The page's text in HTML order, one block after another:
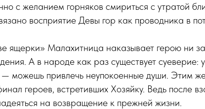
с желанием горняков смириться с утратой
восприятие Девы гор как проводника в
ящерки» Малахитница наказывает герою ни за
А в народе как раз существует суеверие:
можешь привлечь неупокоенные души. Этим же
героев, встретивших Хозяйку. Ведь после
на возвращение к прежней жизни.